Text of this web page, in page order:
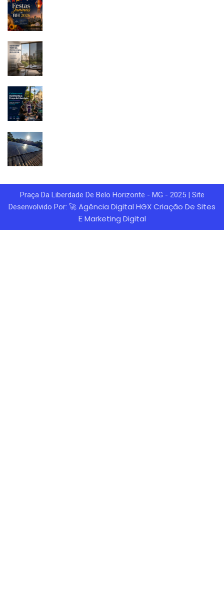
Praça Da Liberdade De Belo Horizonte - MG - 2025 | Site
Desenvolvido Por: 🚀 Agência Digital HGXCriação De Sites
E Marketing Digital